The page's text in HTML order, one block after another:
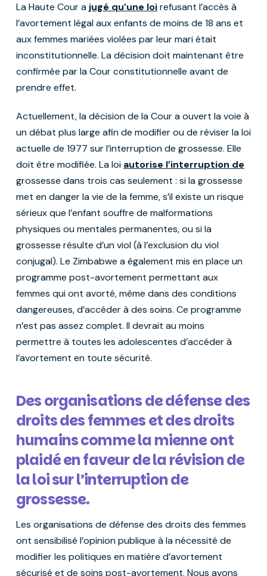
La Haute Cour a jugé qu’une loirefusant l’accès à
l’avortement légal aux enfants de moins de 18 ans et
aux femmes mariées violées par leur mari était
inconstitutionnelle. La décision doit maintenant être
confirmée par la Cour constitutionnelle avant de
prendre effet.
Actuellement, la décision de la Cour a ouvert la voie à
un débat plus large afin de modifier ou de réviser la loi
actuelle de 1977 sur l’interruption de grossesse. Elle
doit être modifiée. La loi autorise l’interruption de
grossesse dans trois cas seulement : si la grossesse
met en danger la vie de la femme, s’il existe un risque
sérieux que l’enfant souffre de malformations
physiques ou mentales permanentes, ou si la
grossesse résulte d’un viol (à l’exclusion du viol
conjugal). Le Zimbabwe a également mis en place un
programme post-avortement permettant aux
femmes qui ont avorté, même dans des conditions
dangereuses, d’accéder à des soins. Ce programme
n’est pas assez complet. Il devrait au moins
permettre à toutes les adolescentes d’accéder à
l’avortement en toute sécurité.
Des organisations de défense des
droits des femmes et des droits
humains comme la mienne ont
plaidé en faveur de la révision de
la loi sur l’interruption de
grossesse.
Les organisations de défense des droits des femmes
ont sensibilisé l’opinion publique à la nécessité de
modifier les politiques en matière d’avortement
sécurisé et de soins post-avortement. Nous avons